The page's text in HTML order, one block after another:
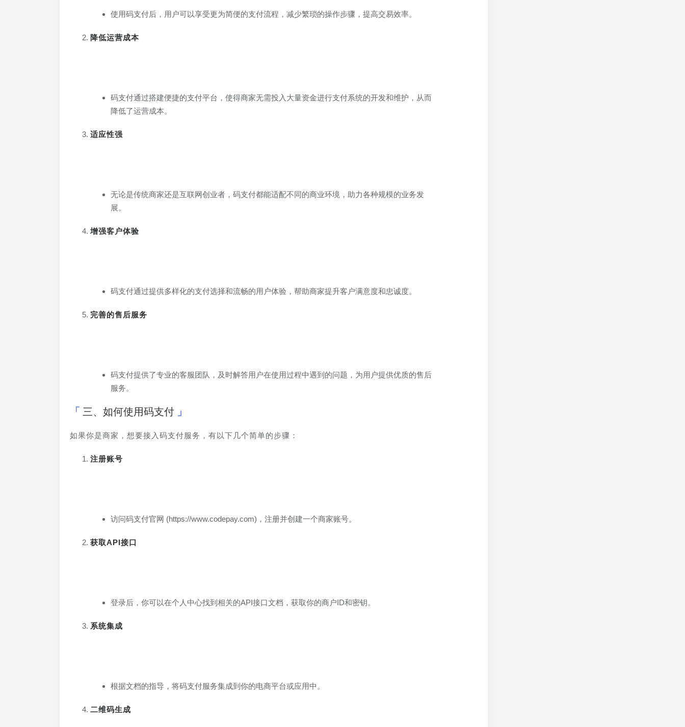
使用码支付后，用户可以享受更为简便的支付流程，减少繁琐的操作步骤，提高交易效率。
降低运营成本
码支付通过搭建便捷的支付平台，使得商家无需投入大量资金进行支付系统的开发和维护，从而
降低了运营成本。
适应性强
无论是传统商家还是互联网创业者，码支付都能适配不同的商业环境，助力各种规模的业务发
展。
增强客户体验
码支付通过提供多样化的支付选择和流畅的用户体验，帮助商家提升客户满意度和忠诚度。
完善的售后服务
码支付提供了专业的客服团队，及时解答用户在使用过程中遇到的问题，为用户提供优质的售后
服务。
三、如何使用码支付
如果你是商家，想要接入码支付服务，有以下几个简单的步骤：
注册账号
访问码支付官网 (https://www.codepay.com)，注册并创建一个商家账号。
获取API接口
登录后，你可以在个人中心找到相关的API接口文档，获取你的商户ID和密钥。
系统集成
根据文档的指导，将码支付服务集成到你的电商平台或应用中。
二维码生成